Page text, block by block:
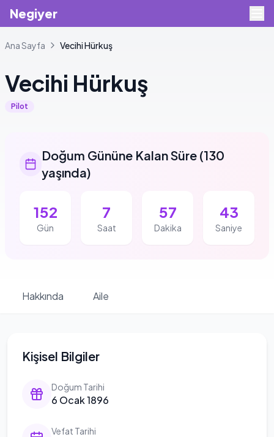
Negiyer
Ana Sayfa VecihiHürkuş
Vecihi Hürkuş
Pilot
Doğum Gününe Kalan Süre (130
yaşında)
152
Gün
7
Saat
57
Dakika
43
Saniye
Hakkında Aile
Kişisel Bilgiler
Doğum Tarihi
6 Ocak 1896
Vefat Tarihi